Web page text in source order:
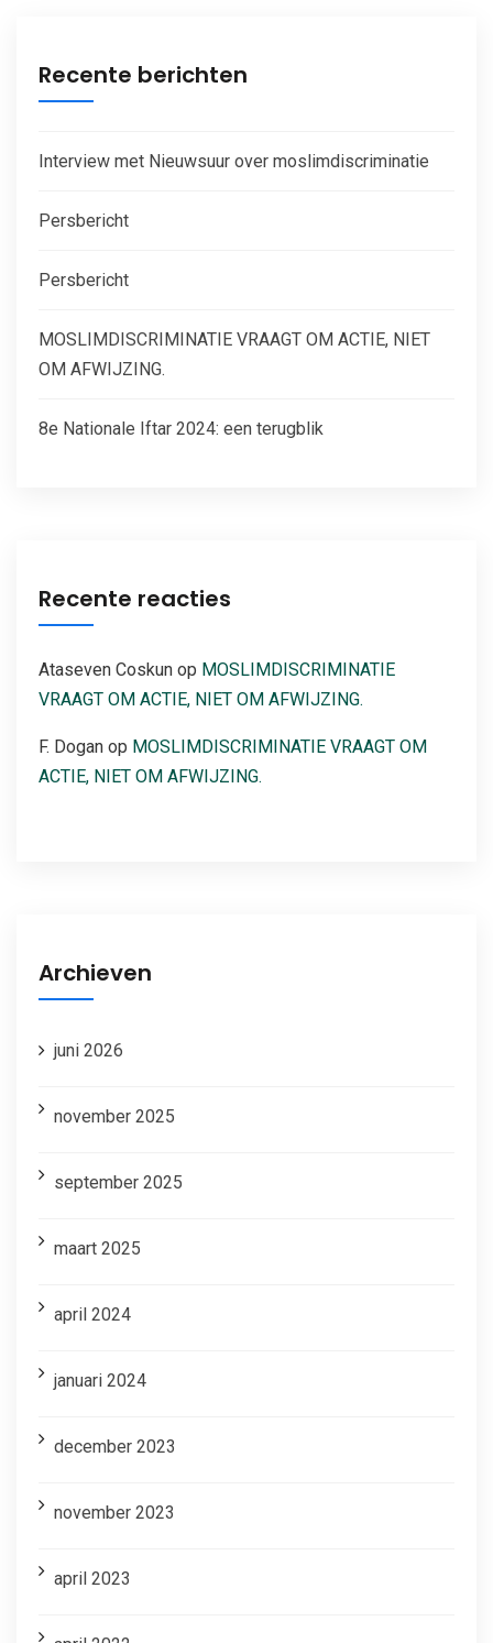
Recente berichten
Interview met Nieuwsuur over moslimdiscriminatie
Persbericht
Persbericht
MOSLIMDISCRIMINATIE VRAAGT OM ACTIE, NIET
OM AFWIJZING.
8e Nationale Iftar 2024: een terugblik
Recente reacties
Ataseven Coskun op MOSLIMDISCRIMINATIE
VRAAGT OM ACTIE, NIET OM AFWIJZING.
F. Dogan op MOSLIMDISCRIMINATIE VRAAGT OM
ACTIE, NIET OM AFWIJZING.
Archieven
juni 2026
november 2025
september 2025
maart 2025
april 2024
januari 2024
december 2023
november 2023
april 2023